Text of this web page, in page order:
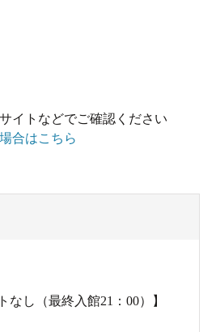
イトなどでご確認ください
合はこちら
なし（最終入館21：00）】